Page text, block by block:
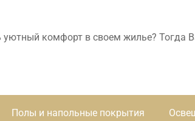
уютный комфорт в своем жилье? Тогда
Полы и напольные покрытия